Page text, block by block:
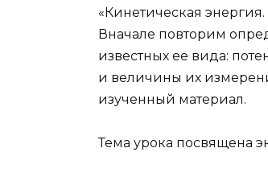
«Кинетическая
Вначале повторим
известных ее вида:
и величины их
изученный материал.
Тема урока посвящена